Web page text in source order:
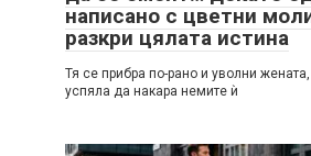
написано с цветни
разкри цялата истина
Тя се прибра по-рано и уволни
успяла да накара немите ѝ